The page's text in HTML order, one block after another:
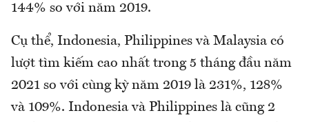
144% so với năm 2019.
Cụ thể, Indonesia, Philippines và Malaysia có
lượt tìm kiếm cao nhất trong 5 tháng đầu năm
2021 so với cùng kỳ năm 2019 là 231%, 128%
và 109%. Indonesia và Philippines là cũng 2